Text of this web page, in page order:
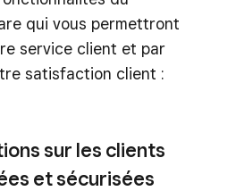
qui vous permettront
service client et par
satisfaction client :
sur les clients
et sécurisées